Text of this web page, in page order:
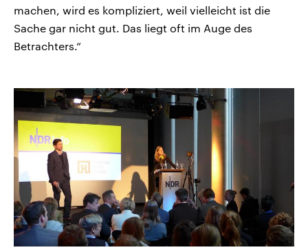
machen, wird es kompliziert, weil vielleicht ist die
Sache gar nicht gut. Das liegt oft im Auge des
Betrachters.“